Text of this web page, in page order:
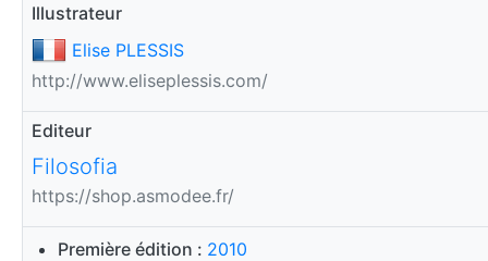
Illustrateur
Elise PLESSIS
http://www.eliseplessis.com/
Editeur
Filosofia
https://shop.asmodee.fr/
Première édition : 2010